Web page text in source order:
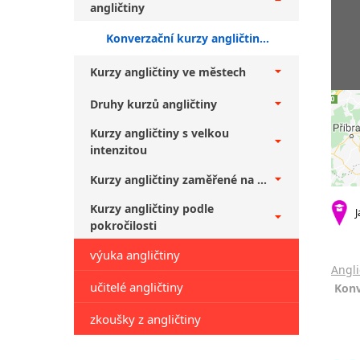
angličtiny
Konverzační kurzy angličtiny Olomouc + začátečníci
Kurzy angličtiny ve městech
Druhy kurzů angličtiny
Kurzy angličtiny s velkou
intenzitou
Kurzy angličtiny zaměřené na ...
Kurzy angličtiny podle
pokročilosti
výuka angličtiny
učitelé angličtiny
zkoušky z angličtiny